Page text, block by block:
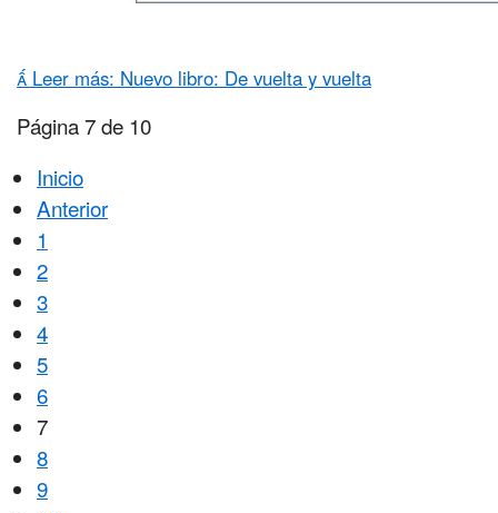
Leer más: Nuevo libro: De vuelta y vuelta
Página 7 de 10
Inicio
Anterior
1
2
3
4
5
6
7
8
9